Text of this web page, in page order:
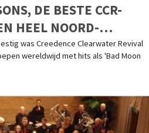
DE BESTE CCR-
HEEL NOORD-
was Creedence Clearwater Revival
wereldwijd met hits als 'Bad Moon